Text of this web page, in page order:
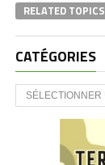
RELATED TOPICS
CATÉGORIES
CATÉGORIES